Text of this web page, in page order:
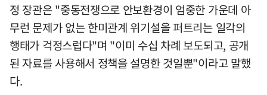
정 장관은 "중동전쟁으로 안보환경이 엄중한 가운데 아
무런 문제가 없는 한미관계 위기설을 퍼트리는 일각의
행태가 걱정스럽다"며 "이미 수십 차례 보도되고, 공개
된 자료를 사용해서 정책을 설명한 것일뿐"이라고 말했
다.